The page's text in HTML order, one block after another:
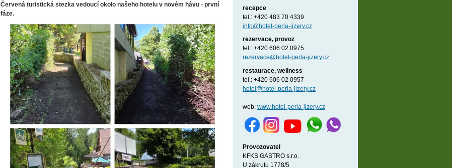
Červená turistická stezka vedoucí okolo našeho hotelu v novém hávu - první
fáze.
recepce
tel.: +420 483 70 4339
info@hotel-perla-jizery.cz
rezervace, provoz
tel.: +420 606 02 0975
rezervace@hotel-perla-jizery.cz
restaurace, wellness
tel.: +420 606 02 0957
hotel@hotel-perla-jizery.cz
web: www.hotel-perla-jizery.cz
Provozovatel
KFKS GASTRO s.r.o.
U zákrutu 1778/5